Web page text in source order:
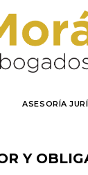
ASESORÍA
Y